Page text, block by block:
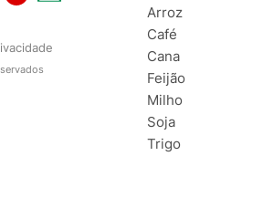
Arroz
Café
Cana
Feijão
Milho
Soja
Trigo